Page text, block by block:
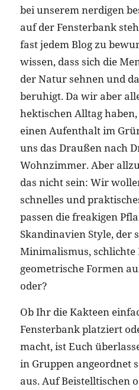
bei unserem nerdigen
auf der Fensterbank
fast jedem Blog zu
wissen, dass sich die
der Natur sehnen und
beruhigt. Da wir aber
hektischen Alltag
einen Aufenthalt im
uns das Draußen nach
Wohnzimmer. Aber
das nicht sein: Wir
schnelles und
passen die freakigen
Skandinavien Style, der
Minimalismus, schlichte
geometrische Formen
oder?
Ob Ihr die Kakteen
Fensterbank platziert
macht, ist Euch
in Gruppen angeordnet
aus. Auf Beistelltischen